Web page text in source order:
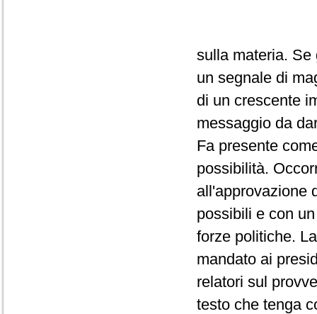
sulla materia. Se
un segnale di
di un crescente
messaggio da
Fa presente
possibilità.
all'approvazione
possibili e con
forze politiche.
mandato ai
relatori sul
testo che tenga